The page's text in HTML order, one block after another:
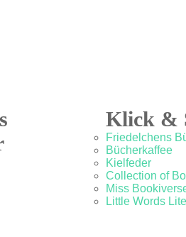
Klick &
Friedelchens
Bücherkaffee
Kielfeder
Collection of
Miss
Little Words